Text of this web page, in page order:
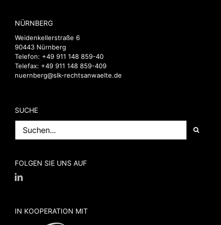
NÜRNBERG
Weidenkellerstraße 6
90443 Nürnberg
Telefon: +49 911 148 859-40
Telefax: +49 911 148 859-409
nuernberg@slk-rechtsanwaelte.de
SUCHE
nach:
FOLGEN SIE UNS AUF
IN KOOPERATION MIT